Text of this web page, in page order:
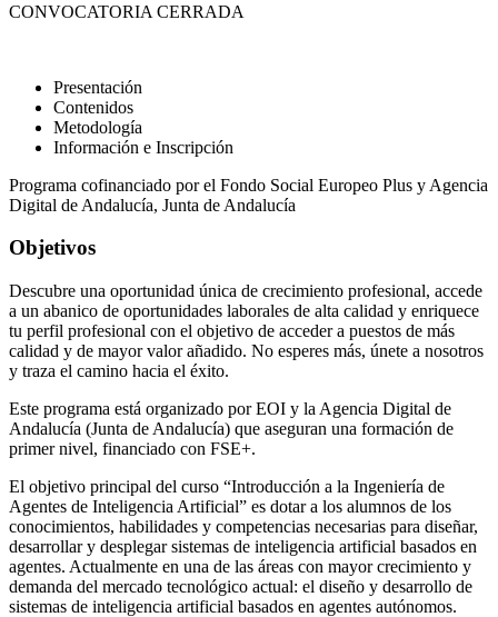
CONVOCATORIA CERRADA
Presentación
Contenidos
Metodología
Información e Inscripción
Programa cofinanciado por el Fondo Social Europeo Plus y Agencia
Digital de Andalucía, Junta de Andalucía
Objetivos
Descubre una oportunidad única de crecimiento profesional, accede
a un abanico de oportunidades laborales de alta calidad y enriquece
tu perfil profesional con el objetivo de acceder a puestos de más
calidad y de mayor valor añadido. No esperes más, únete a nosotros
y traza el camino hacia el éxito.
Este programa está organizado por EOI y la Agencia Digital de
Andalucía (Junta de Andalucía) que aseguran una formación de
primer nivel, financiado con FSE+.
El objetivo principal del curso “Introducción a la Ingeniería de
Agentes de Inteligencia Artificial” es dotar a los alumnos de los
conocimientos, habilidades y competencias necesarias para diseñar,
desarrollar y desplegar sistemas de inteligencia artificial basados en
agentes. Actualmente en una de las áreas con mayor crecimiento y
demanda del mercado tecnológico actual: el diseño y desarrollo de
sistemas de inteligencia artificial basados en agentes autónomos.